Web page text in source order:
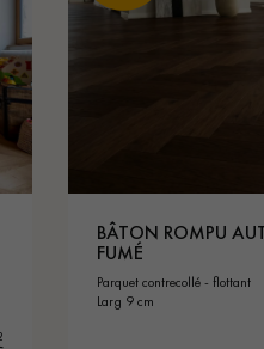
BÂTON ROMPU
FUMÉ
parquet contrecollé - flottant
larg 9 cm